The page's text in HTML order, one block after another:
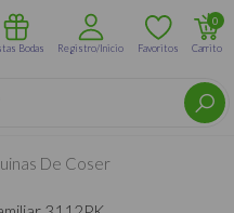
Bodas Registro/Inicio Favoritos Carrito
0
De Coser